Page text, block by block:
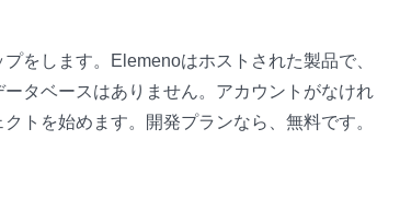
をします。Elemenoはホストされた製品で、
タベースはありません。アカウントがなけれ
トを始めます。開発プランなら、無料です。